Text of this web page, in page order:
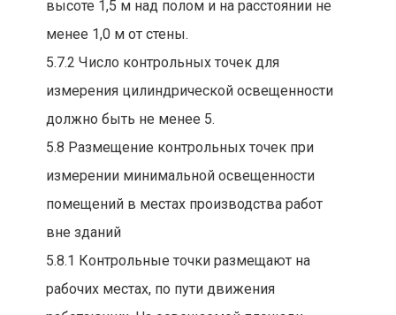
высоте 1,5 м над полом и на расстоянии не
менее 1,0 м от стены.
5.7.2 Число контрольных точек для
измерения цилиндрической освещенности
должно быть не менее 5.
5.8 Размещение контрольных точек при
измерении минимальной освещенности
помещений в местах производства работ
вне зданий
5.8.1 Контрольные точки размещают на
рабочих местах, по пути движения